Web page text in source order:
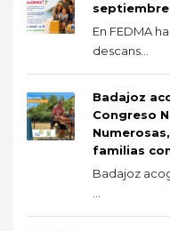
septiembre
En FEDMA
descans...
Badajoz
Congreso
familias
Badajoz
...